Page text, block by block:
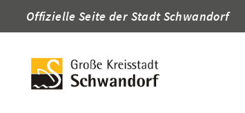
Offizielle Seite der Stadt Schwandorf